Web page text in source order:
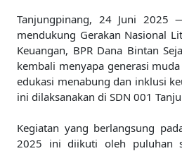
Tanjungpinang, 24 Juni 2025
mendukung Gerakan Nasional
Keuangan, BPR Dana Bintan
kembali menyapa generasi
edukasi menabung dan inklusi
ini dilaksanakan di SDN 001
Kegiatan yang berlangsung
2025 ini diikuti oleh puluhan